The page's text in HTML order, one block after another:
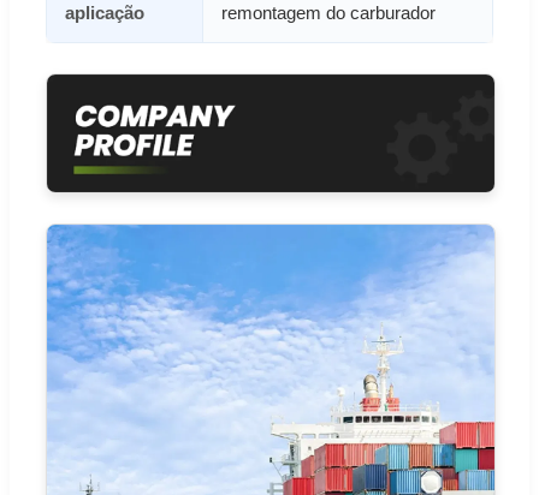
aplicação
remontagem do carburador